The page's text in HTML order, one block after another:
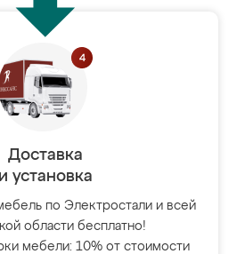
Доставка
и установка
по Электростали и всей
области бесплатно!
мебели: 10% от стоимости